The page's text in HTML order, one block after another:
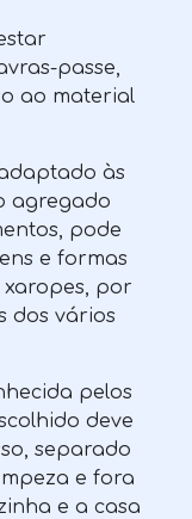
passe,
ao material
às
agregado
pode
e formas
xaropes, por
dos vários
pelos
deve
separado
e fora
e a casa